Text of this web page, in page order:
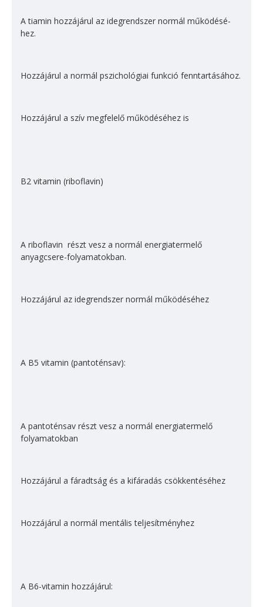
A tiamin hozzájárul az ideg­rendszer normál működésé­
hez.
Hozzájárul a normál pszichológiai funkció fenntartásához.
Hozzájárul a szív megfelelő működéséhez is
B2 vitamin (riboflavin)
A riboflavin részt vesz a normál energiatermelő
anyagcsere-folyamatokban.
Hozzájárul az idegrendszer normál működéséhez
A B5 vitamin (pantoténsav):
A pantoténsav részt vesz a normál energiatermelő
folyamatokban
Hozzájárul a fáradtság és a kifáradás csökkentéséhez
Hozzájárul a normál mentális teljesítményhez
A B6-vitamin hozzájárul: